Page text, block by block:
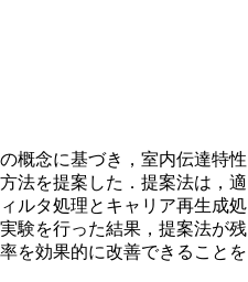
概念に基づき，室内伝達特性
法を提案した．提案法は，適
ルタ処理とキャリア再生成処
験を行った結果，提案法が残
を効果的に改善できることを